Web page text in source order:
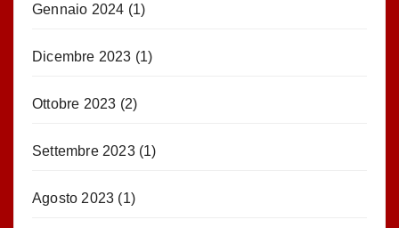
Gennaio 2024 (1)
Dicembre 2023 (1)
Ottobre 2023 (2)
Settembre 2023(1)
Agosto 2023 (1)